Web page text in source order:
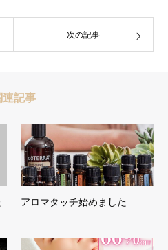
次の記事
連記事
アロマタッチ始めました